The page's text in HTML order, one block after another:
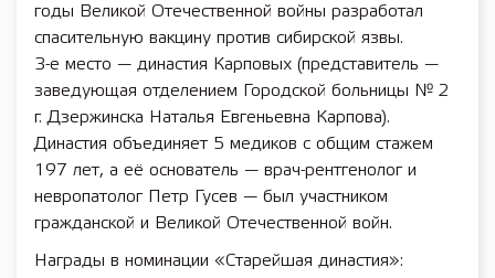
годы Великой Отечественной войны разработал
спасительную вакцину против сибирской язвы.
3-е место — династия Карповых (представитель —
заведующая отделением Городской больницы № 2
г. Дзержинска Наталья Евгеньевна Карпова).
Династия объединяет 5 медиков с общим стажем
197 лет, а её основатель — врач-рентгенолог и
невропатолог Петр Гусев — был участником
гражданской и Великой Отечественной войн.
Награды в номинации «Старейшая династия»: